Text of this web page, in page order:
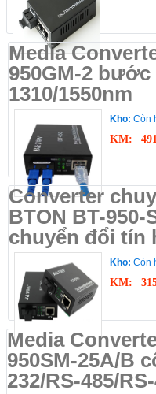
Media
950GM-2
1310/1550nm
Kho: Còn
KM:
Converter
BTON BT-
chuyển đổi tín
Kho: Còn
KM:
Media
950SM-25A/B
232/RS-485/